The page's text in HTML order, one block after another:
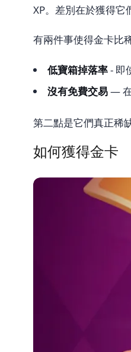
XP。差別在於獲得它
有兩件事使得金卡比
低寶箱掉落率- 即
沒有免費交易—
第二點是它們真正稀
如何獲得金卡